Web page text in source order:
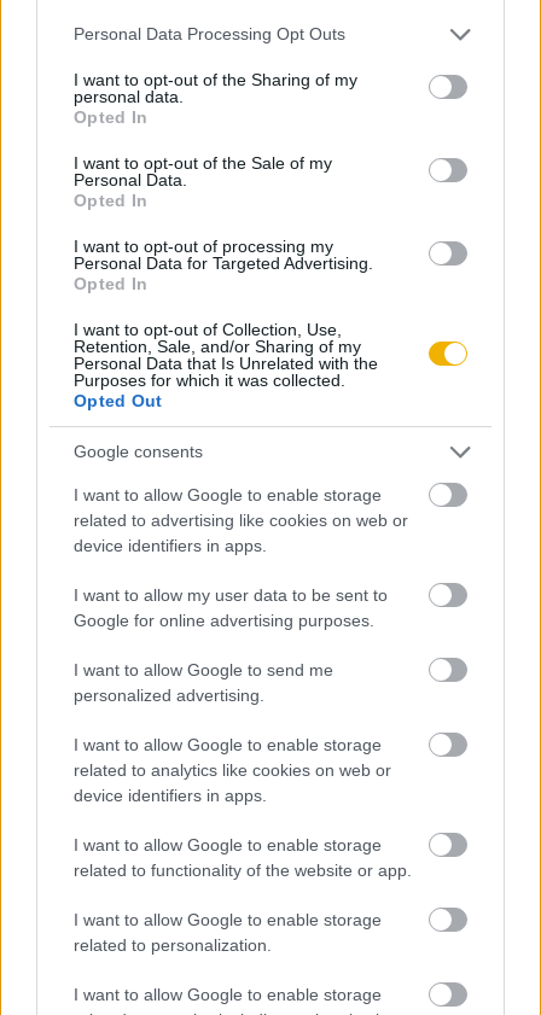
Please note that this website/app uses one or more Google
not limited to your visit or usage behaviour. You may click to
grant or deny consent to Google and its third-party tags to
use your data for below specified purposes in below Google
consent section.
Personal Data Processing Opt Outs
I want to opt-out of the Sharing of my
personal data.
Opted In
I want to opt-out of the Sale of my
Personal Data.
Opted In
I want to opt-out of processing my
Personal Data for Targeted Advertising.
Opted In
I want to opt-out of Collection, Use,
Retention, Sale, and/or Sharing of my
Personal Data that Is Unrelated with the
Purposes for which it was collected.
Opted Out
Google consents
I want to allow Google to enable storage
related to advertising like cookies on web or
device identifiers in apps.
I want to allow my user data to be sent to
Google for online advertising purposes.
I want to allow Google to send me
personalized advertising.
I want to allow Google to enable storage
related to analytics like cookies on web or
device identifiers in apps.
I want to allow Google to enable storage
related to functionality of the website or app.
I want to allow Google to enable storage
related to personalization.
I want to allow Google to enable storage
Online-on, kattintson ide:BELÉPÉS.
Ha még nem
REGISZTRÁCIÓ.
Szerző
Ismerje meg
Tananyag
Magyar történelem
Az 1956-os forradalom kibontakozásának
forradalom leverése. A forradalom
emlékezete
Az 1956-os forradalom kibontakozásának
forradalom leverése. A forradalom
emlékezete (kiegészítő irodalom)
Lapszám